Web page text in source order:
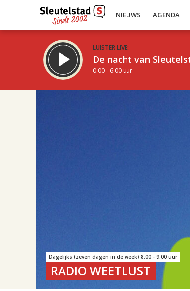
NIEUWS AGENDA
LUISTER LIVE:
De nacht van
0.00 - 6.00 uur
Dagelijks (zeven dagen in de week) 8.00 - 9.00 uur
RADIO WEETLUST